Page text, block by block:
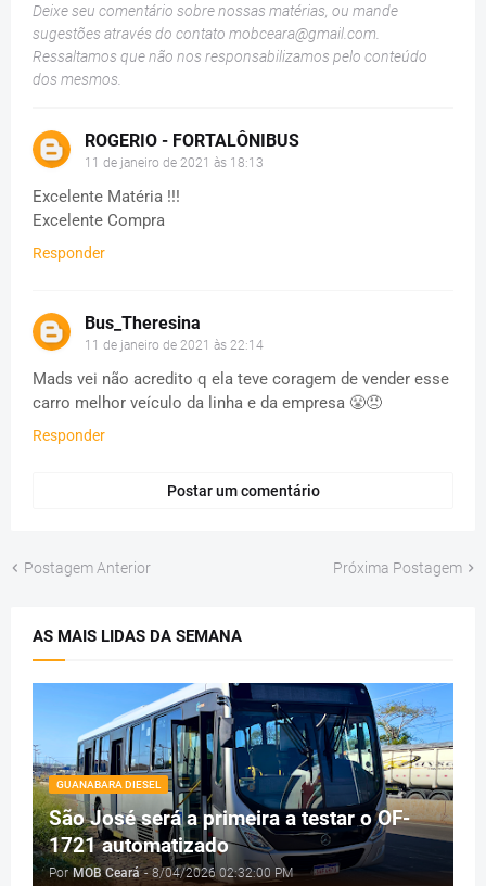
Deixe seu comentário sobre nossas matérias, ou mande
sugestões através do contato mobceara@gmail.com
Ressaltamos que não nos responsabilizamos pelo conteúdo
dos mesmos.
ROGERIO - FORTALÔNIBUS
11 de janeiro de 2021 às 18:13
Excelente Matéria !!!
Excelente Compra
Responder
Bus_Theresina
11 de janeiro de 2021 às 22:14
Mads vei não acredito q ela teve coragem de vender esse
carro melhor veículo da linha e da empresa 😤😠
Responder
Postar um comentário
Postagem Anterior Próxima Postagem
AS MAIS LIDAS DA SEMANA
GUANABARA DIESEL
São José será a primeira a testar o OF-
1721 automatizado
Por MOB Ceará - 8/04/2026 02:32:00 PM